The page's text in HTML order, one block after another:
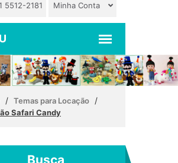
5512-2181 Minha Conta
/ Temas para Locação /
Safari Candy
Busca